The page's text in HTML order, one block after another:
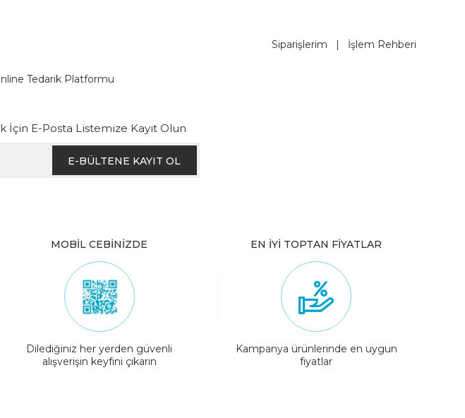
Siparişlerim İşlem Rehberi
Tedarik Platformu
E-Posta Listemize Kayıt Olun
E-BÜLTENE KAYIT OL
MOBİL CEBİNİZDE
Dilediğiniz her yerden güvenli
alışverişin keyfini çıkarın
EN İYİ TOPTAN FİYATLAR
Kampanya ürünlerinde en uygun
fiyatlar